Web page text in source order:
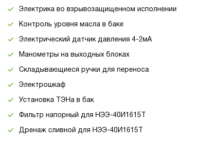
Электрика во взрывозащищенном исполнении
Контроль уровня масла в баке
Электрический датчик давления 4-2мА
Манометры на выходных блоках
Складывающиеся ручки для переноса
Электрошкаф
Установка ТЭНа в бак
Фильтр напорный для НЭЭ-40И1615Т
Дренаж сливной для НЭЭ-40И1615Т